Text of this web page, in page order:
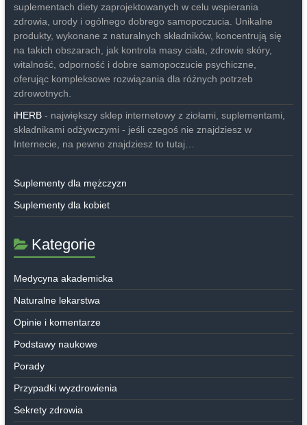
suplementach diety zaprojektowanych w celu wspierania
zdrowia, urody i ogólnego dobrego samopoczucia. Unikalne
produkty, wykonane z naturalnych składników, koncentrują się
na takich obszarach, jak kontrola masy ciała, zdrowie skóry,
witalność, odporność i dobre samopoczucie psychiczne,
oferując kompleksowe rozwiązania dla różnych potrzeb
zdrowotnych.
iHERB- największy sklep internetowy z ziołami, suplementami,
składnikami odżywczymi - jeśli czegoś nie znajdziesz w
Internecie, na pewno znajdziesz to tutaj…
Suplementy dla mężczyzn
Suplementy dla kobiet
Kategorie
Medycyna akademicka
Naturalne lekarstwa
Opinie i komentarze
Podstawy naukowe
Porady
Przypadki wyzdrowienia
Sekrety zdrowia